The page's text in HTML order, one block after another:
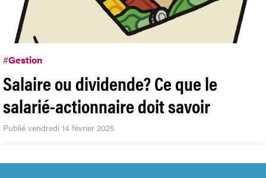
#Gestion
Salaire ou dividende? Ce que le
salarié-actionnaire doit savoir
Publié vendredi 14 février 2025